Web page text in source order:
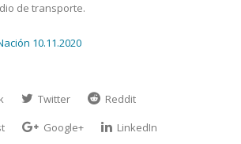
de transporte.
10.11.2020
Twitter
Reddit
Google+
LinkedIn